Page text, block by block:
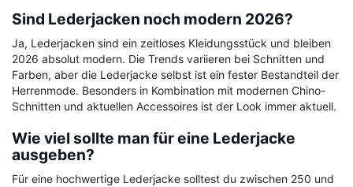
Sind Lederjacken noch modern 2026?
Ja, Lederjacken sind ein zeitloses Kleidungsstück und bleiben
2026 absolut modern. Die Trends variieren bei Schnitten und
Farben, aber die Lederjacke selbst ist ein fester Bestandteil der
Herrenmode. Besonders in Kombination mit modernen Chino-
Schnitten und aktuellen Accessoires ist der Look immer aktuell.
Wie viel sollte man für eine Lederjacke
ausgeben?
Für eine hochwertige Lederjacke solltest du zwischen 250 und